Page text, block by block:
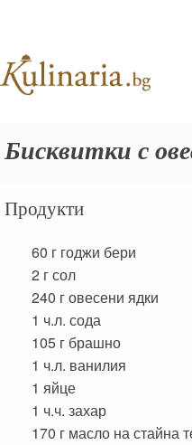
Бисквитки с
Продукти
60 г годжи бери
2 гсол
240 говесени ядки
1 ч.л. сода
105 г брашно
1 ч.л. ванилия
1 яйце
1 ч.ч. захар
170 г масло на стайна